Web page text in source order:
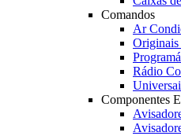
Comandos
Ar
Rádio
Componentes